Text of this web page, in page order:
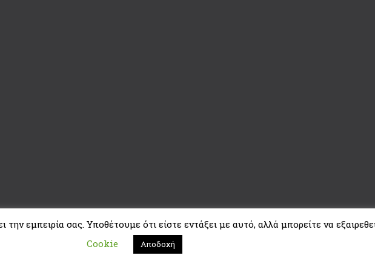
εμπειρία σας. Υποθέτουμε ότι είστε εντάξει με αυτό, αλλά μπορείτε να
Cookie
Αποδοχή